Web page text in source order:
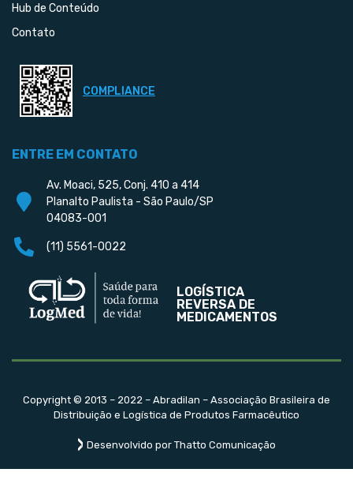
Hub de Conteúdo
Contato
COMPLIANCE
ENTRE EM CONTATO
Av. Moaci, 525, Conj. 410 a 414
Planalto Paulista - São Paulo/SP
04083-001
(11) 5561-0022
LOGÍSTICA
REVERSA DE
MEDICAMENTOS
Copyright © 2013 – 2022 – Abradilan – Associação Brasileira de
Distribuição e Logística de Produtos Farmacêutico
Desenvolvido por Thatto Comunicação